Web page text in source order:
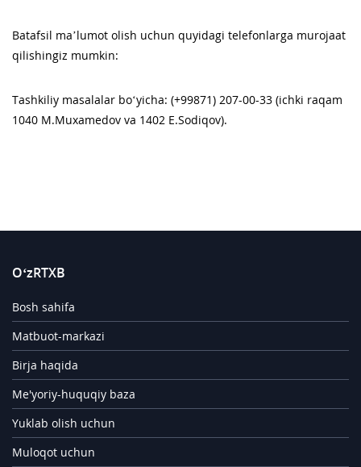
Batafsil maʼlumot olish uchun quyidagi telefonlarga murojaat
qilishingiz mumkin:
Tashkiliy masalalar bo‘yicha: (+99871) 207-00-33 (ichki raqam
1040 M.Muxamedov va 1402 E.Sodiqov).
O‘zRTXB
Bosh sahifa
Matbuot-markazi
Birja haqida
Me'yoriy-huquqiy baza
Yuklab olish uchun
Muloqot uchun